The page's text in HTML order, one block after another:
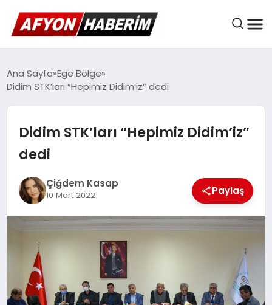
AFYON HABER
BELEDIYELER
EKONOMI
DÜNYA
SPOR
Ana Sayfa Ege Bölge
Didim STK’ları “Hepimiz Didim’iz” dedi
Didim STK’ları “Hepimiz Didim’iz”
dedi
Çiğdem Kasap
10 Mart 2022 Paylaş